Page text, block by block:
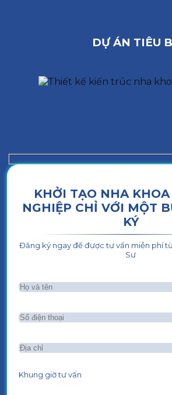
DỰ ÁN TIÊU
KHỞI TẠO NHA KHOA
NGHIỆP CHỈ VỚI MỘT
KÝ
Đăng ký ngay để được tư vấn miễn phí
Sư
Khung giờ tư vấn